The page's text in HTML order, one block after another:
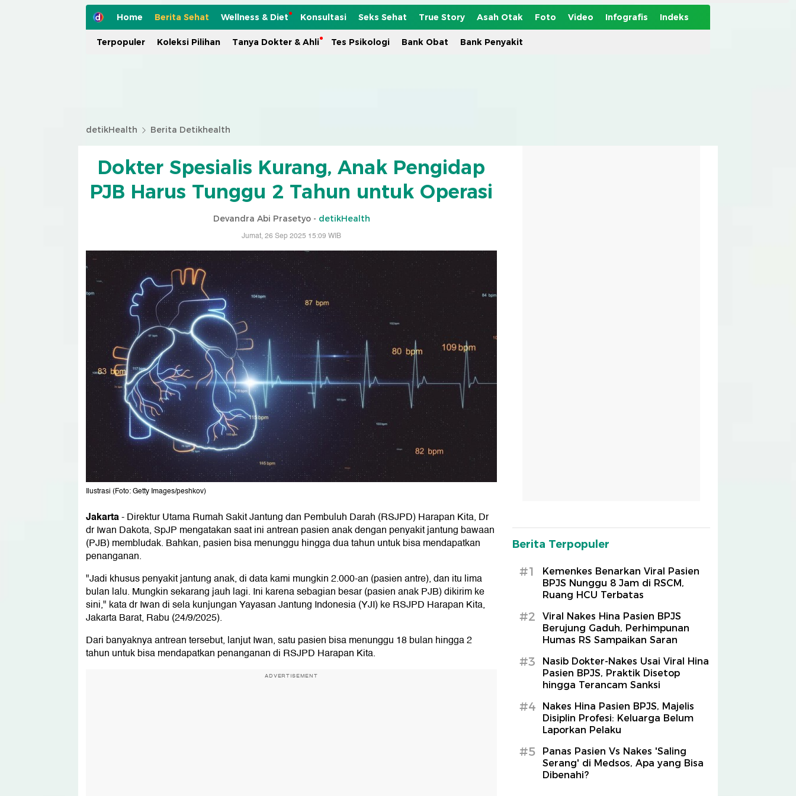
Home Berita Sehat Wellness & Diet Konsultasi Seks Sehat True Story Asah Otak Foto Video Infografis Indeks
Terpopuler Koleksi Pilihan Tanya Dokter & Ahli Tes Psikologi Bank Obat Bank Penyakit
detikHealth Berita Detikhealth
Dokter Spesialis Kurang, Anak Pengidap
PJB Harus Tunggu 2 Tahun untuk Operasi
Devandra Abi Prasetyo - detikHealth
Jumat, 26 Sep 2025 15:09 WIB
Ilustrasi (Foto: Getty Images/peshkov)
Jakarta-Direktur Utama Rumah Sakit Jantung dan Pembuluh Darah (RSJPD) Harapan Kita, Dr
dr Iwan Dakota, SpJP mengatakan saat ini antrean pasien anak dengan penyakit jantung bawaan
(PJB) membludak. Bahkan, pasien bisa menunggu hingga dua tahun untuk bisa mendapatkan
penanganan.
"Jadi khusus penyakit jantung anak, di data kami mungkin 2.000-an (pasien antre), dan itu lima
bulan lalu. Mungkin sekarang jauh lagi. Ini karena sebagian besar (pasien anak PJB) dikirim ke
sini," kata dr Iwan di sela kunjungan Yayasan Jantung Indonesia (YJI) ke RSJPD Harapan Kita,
Jakarta Barat, Rabu (24/9/2025).
Dari banyaknya antrean tersebut, lanjut Iwan, satu pasien bisa menunggu 18 bulan hingga 2
tahun untuk bisa mendapatkan penanganan di RSJPD Harapan Kita.
ADVERTISEMENT
Berita Terpopuler
#1
Kemenkes Benarkan Viral Pasien
BPJS Nunggu 8 Jam di RSCM,
Ruang HCU Terbatas
#2
Viral Nakes Hina Pasien BPJS
Berujung Gaduh, Perhimpunan
Humas RS Sampaikan Saran
#3
Nasib Dokter-Nakes Usai Viral Hina
Pasien BPJS, Praktik Disetop
hingga Terancam Sanksi
#4
Nakes Hina Pasien BPJS, Majelis
Disiplin Profesi: Keluarga Belum
Laporkan Pelaku
#5
Panas Pasien Vs Nakes 'Saling
Serang' di Medsos, Apa yang Bisa
Dibenahi?